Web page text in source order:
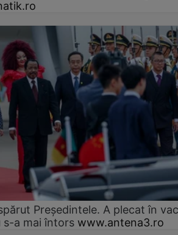
Președintele. A plecat în
s-a mai întors www.antena3.ro